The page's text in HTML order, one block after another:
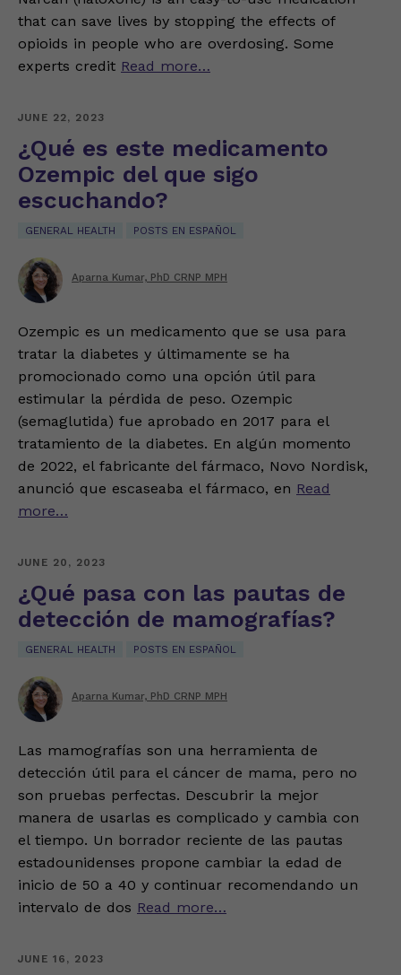
that can save lives by stopping the effects of
opioids in people who are overdosing. Some
experts credit Read more…
JUNE 22, 2023
¿Qué es este medicamento
Ozempic del que sigo
escuchando?
GENERAL HEALTH POSTS EN ESPAÑOL
Aparna Kumar, PhD CRNP MPH
Ozempic es un medicamento que se usa para
tratar la diabetes y últimamente se ha
promocionado como una opción útil para
estimular la pérdida de peso. Ozempic
(semaglutida) fue aprobado en 2017 para el
tratamiento de la diabetes. En algún momento
de 2022, el fabricante del fármaco, Novo Nordisk,
anunció que escaseaba el fármaco, en Read
more…
JUNE 20, 2023
¿Qué pasa con las pautas de
detección de mamografías?
GENERAL HEALTH POSTS EN ESPAÑOL
Aparna Kumar, PhD CRNP MPH
Las mamografías son una herramienta de
detección útil para el cáncer de mama, pero no
son pruebas perfectas. Descubrir la mejor
manera de usarlas es complicado y cambia con
el tiempo. Un borrador reciente de las pautas
estadounidenses propone cambiar la edad de
inicio de 50 a 40 y continuar recomendando un
intervalo de dos Read more…
JUNE 16, 2023